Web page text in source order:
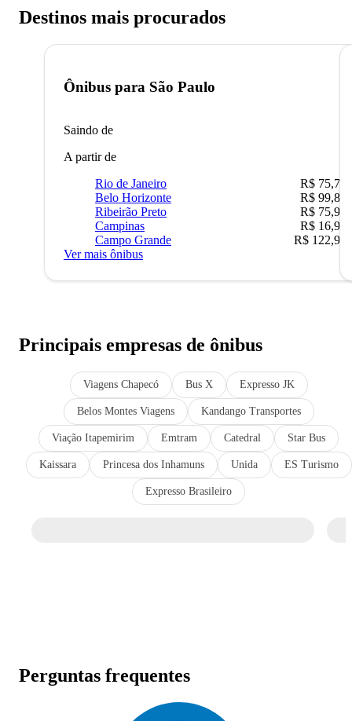
Perguntas frequentes
Destinos mais procurados
Ônibus para São Paulo
Saindo de
A partir de
Rio de Janeiro
R$ 75,77
Belo Horizonte
R$ 99,89
Ribeirão Preto
R$ 75,90
Campinas
R$ 16,90
Campo Grande
R$ 122,90
Ver mais ônibus
Principais empresas de ônibus
Viagens Chapecó Bus X Expresso JK
Belos Montes Viagens Kandango Transportes
Viação Itapemirim Emtram Catedral Star Bus
Kaissara Princesa dos Inhamuns Unida ES Turismo
Expresso Brasileiro